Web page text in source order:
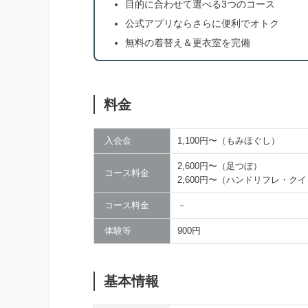
目的に合わせて選べる3つのコース
公式アプリならさらに便利でオトク
無料の着替え＆更衣室を完備
料金
入会金 1,100円〜（もみほぐし）
コース料金
2,600円〜（足つぼ）
2,600円〜（ハンドリフレ・クイ
コース料金 －
体験等 900円
基本情報